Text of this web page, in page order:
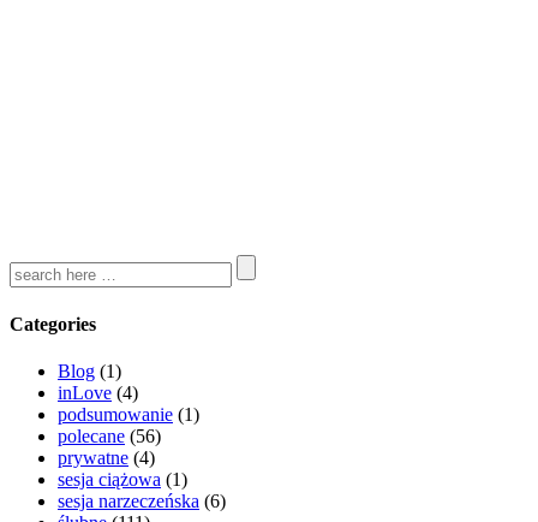
Categories
Blog (1)
inLove (4)
podsumowanie (1)
polecane (56)
prywatne (4)
sesja ciążowa (1)
sesja narzeczeńska (6)